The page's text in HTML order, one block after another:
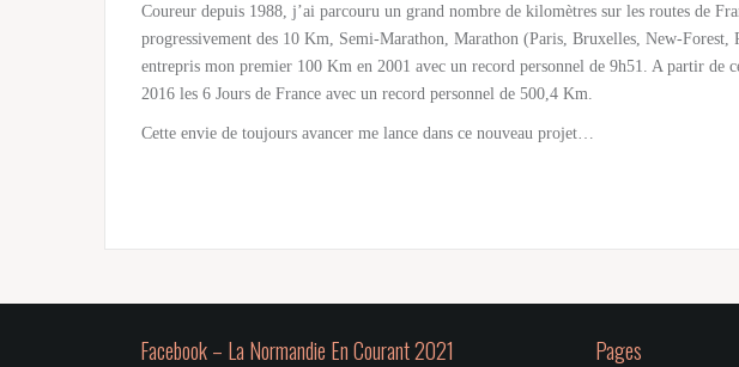
Coureur depuis 1988, j’ai parcouru un grand nombre de kilomètres sur les routes de
progressivement des 10 Km, Semi-Marathon, Marathon (Paris, Bruxelles, New-
entrepris mon premier 100 Km en 2001 avec un record personnel de 9h51. A partir de
2016 les 6 Jours de France avec un record personnel de 500,4 Km.
Cette envie de toujours avancer me lance dans ce nouveau projet…
Facebook – La Normandie En Courant 2021 Pages